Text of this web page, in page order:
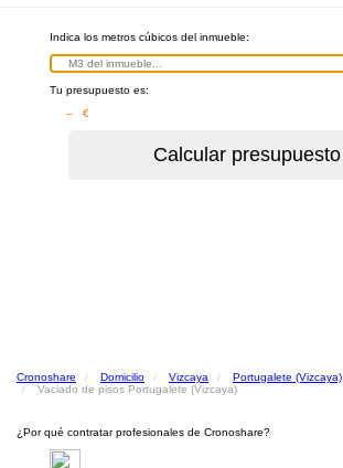
Indica los metros cúbicos del inmueble:
Tu presupuesto es:
– €
Cronoshare Domicilio Vizcaya Portugalete (Vizcaya)
Vaciado de pisos Portugalete (Vizcaya)
¿Por qué contratar profesionales de Cronoshare?